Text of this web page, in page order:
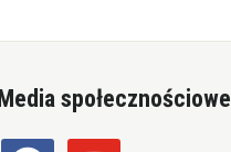
społecznościowe